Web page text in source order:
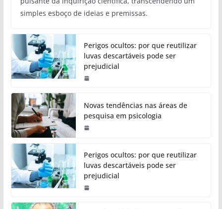
simples esboço de ideias e premissas.
Perigos ocultos: por que reutilizar
luvas descartáveis pode ser
prejudicial
Novas tendências nas áreas de
pesquisa em psicologia
Perigos ocultos: por que reutilizar
luvas descartáveis pode ser
prejudicial